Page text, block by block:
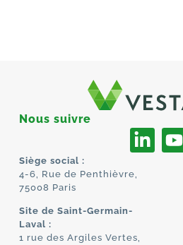
Nous suivre
Siège social :
4-6, Rue de Penthièvre,
75008 Paris
Site de Saint-Germain-
Laval :
1 rue des Argiles Vertes,